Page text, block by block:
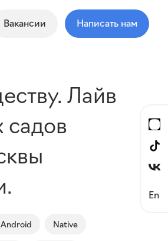
Вакансии Написать нам
En
Лайв
садов
Android Native